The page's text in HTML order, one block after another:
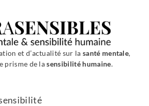
et d’actualité sur la santé mentale,
prisme de lasensibilité humaine.